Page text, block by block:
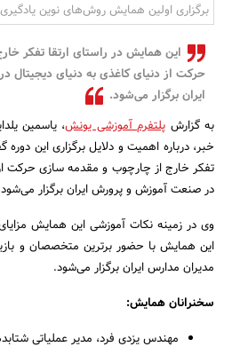
برگزاری اولین همایش روش‌های نوین
این همایش در راستای ارتقا تفکر
حرکت از دنیای کاغذی به دنیای
ایران برگزار می‌شود.
به گزارش پلتفرم آموزشی یونش، یاسمین
خبر، درباره اهمیت و دلایل برگزاری این
تفکر خارج از چارچوب و مقدمه سازی حرکت
در صنعت آموزش و پرورش ایران برگزار
وی در زمینه نکات آموزشی این همایش
این همایش با حضور برترین متخصصان و
مدیران مدارس ایران برگزار می‌شود.
سخنرانان همایش:
مهندس یزدی فرد، مدیر عملیاتی